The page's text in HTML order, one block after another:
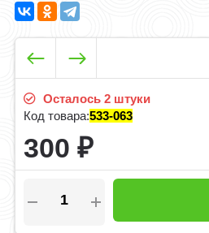
Осталось 2 штуки
Код товара:533-063
300₽